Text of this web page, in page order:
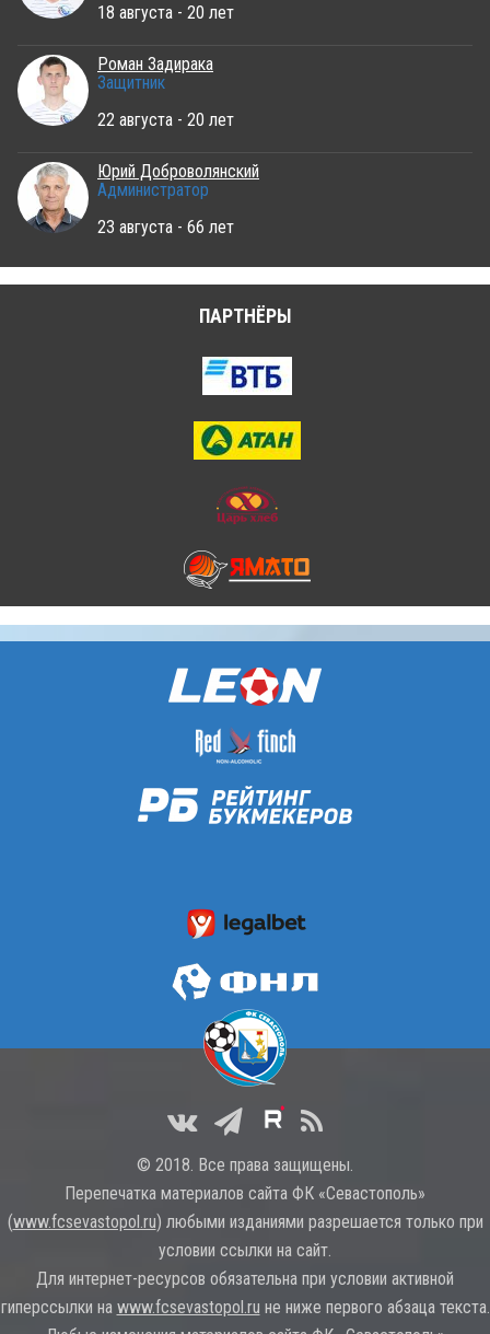
18 августа - 20 лет
Роман Задирака
Защитник
22 августа - 20 лет
Юрий Доброволянский
Администратор
23 августа - 66 лет
ПАРТНЁРЫ
© 2018. Все права защищены.
Перепечатка материалов сайта ФК «Севастополь»
(www.fcsevastopol.ru) любыми изданиями разрешается только при
условии ссылки на сайт.
Для интернет-ресурсов обязательна при условии активной
гиперссылки на www.fcsevastopol.ru не ниже первого абзаца текста.